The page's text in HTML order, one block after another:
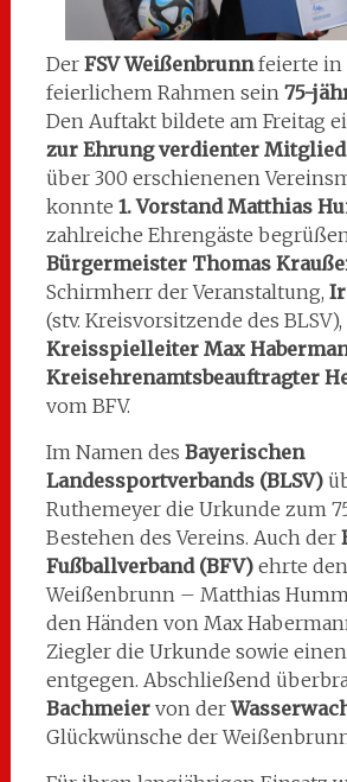
Der FSV Weißenbrunnfeierte in
feierlichem Rahmen sein 75-
Den Auftakt bildete am Freitag
zur Ehrung verdienter
über 300 erschienenen
konnte 1. Vorstand Matthias
zahlreiche Ehrengäste
Bürgermeister Thomas
Schirmherr der Veranstaltung,
(stv. Kreisvorsitzende des BLSV),
Kreisspielleiter Max
Kreisehrenamtsbeauftragter
vom BFV.
Im Namen des Bayerischen
Landessportverbands (BLSV)
Ruthemeyer die Urkunde zum
Bestehen des Vereins. Auch der
Fußballverband (BFV)ehrte den
Weißenbrunn – Matthias
den Händen von Max
Ziegler die Urkunde sowie
entgegen. Abschließend
Bachmeiervon der
Glückwünsche der